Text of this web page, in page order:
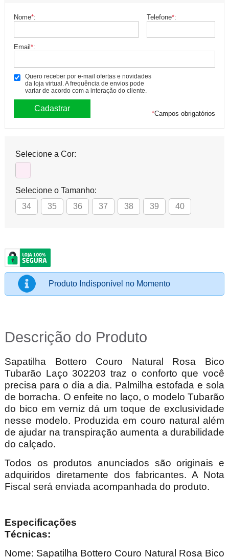
Nome*: Telefone*:
Email*:
Quero receber por e-mail ofertas e novidades
da loja virtual. A frequência de envios pode
variar de acordo com a interação do cliente.
*Campos obrigatórios
Selecione a Cor:
Selecione o Tamanho:
34
35 36 37 38 39 40
Produto Indisponível no Momento
Descrição do Produto
Sapatilha Bottero Couro Natural Rosa Bico
Tubarão Laço 302203 traz o conforto que você
precisa para o dia a dia. Palmilha estofada e sola
de borracha. O enfeite no laço, o modelo Tubarão
do bico em verniz dá um toque de exclusividade
nesse modelo. Produzida em couro natural além
de ajudar na transpiração aumenta a durabilidade
do calçado.
Todos os produtos anunciados são originais e
adquiridos diretamente dos fabricantes. A Nota
Fiscal será enviada acompanhada do produto.
Especificações
Nome: Sapatilha Bottero Couro Natural Rosa Bico